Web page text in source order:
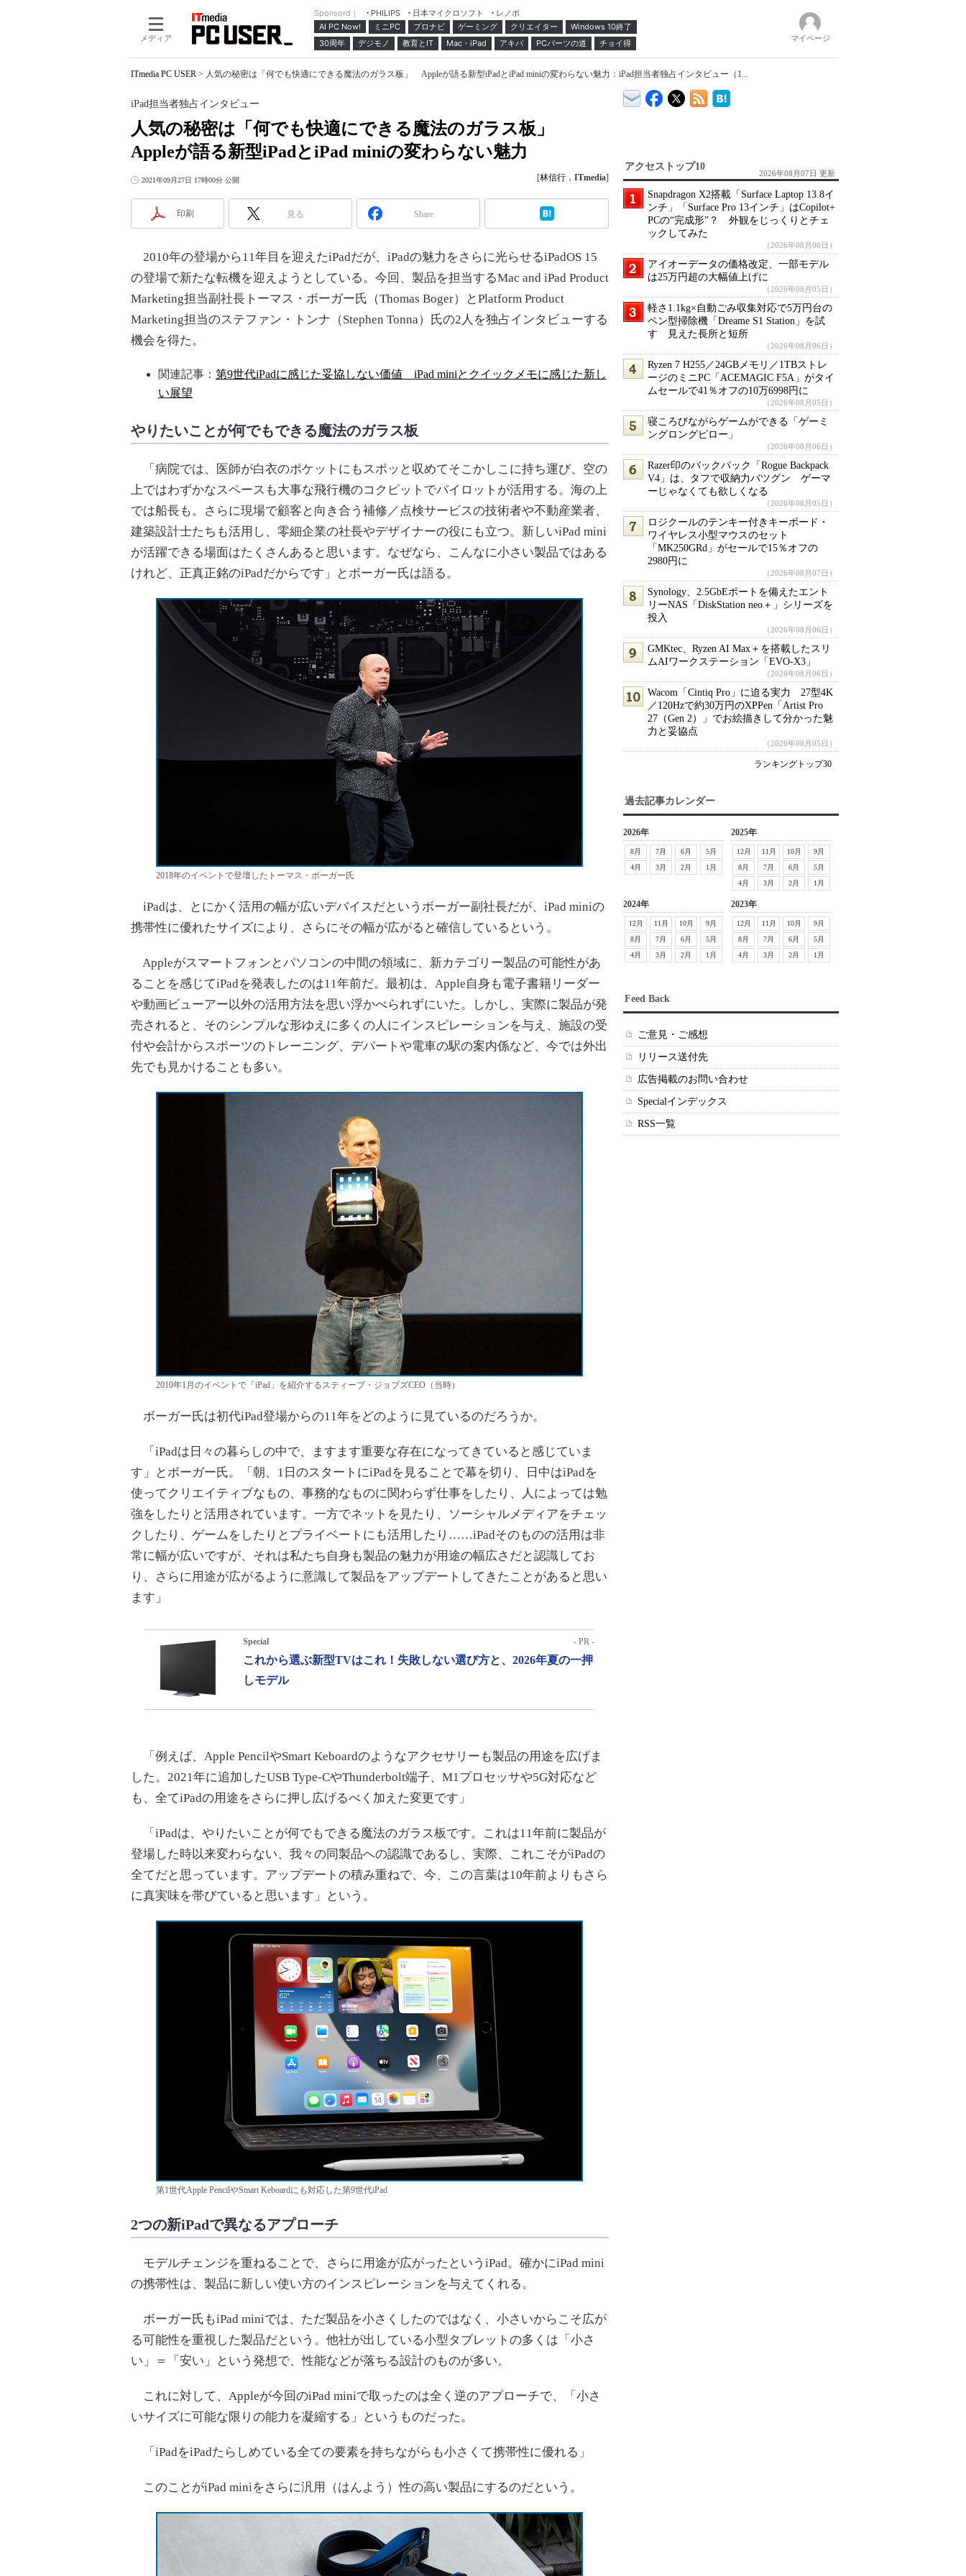
メディア
Sponsord｜ PHILIPS 日本マイクロソフト
レノボ
AI PC Now!
ミニPC プロナビ ゲーミング クリエイター
Windows 10終了
30周年
デジモノ 教育とIT Mac・iPad アキバ PCパーツの道 チョイ得 マイページ
ITmedia PC USER > 人気の秘密は「何でも快適にできる魔法のガラス板」 Appleが語る新型iPadとiPad miniの変わらない魅力：iPad担当者独占インタビュー（1...
人気の秘密は「何でも快適にできる魔法のガラス板」
Appleが語る新型iPadとiPad miniの変わらない魅力
iPad担当者独占インタビュー
2021年09月27日 17時00分 公開 [林信行 ， ITmedia]
印刷 見る Share
2010年の登場から11年目を迎えたiPadだが、iPadの魅力をさらに光らせるiPadOS 15
の登場で新たな転機を迎えようとしている。今回、製品を担当するMac and iPad Product
Marketing担当副社長トーマス・ボーガー氏（Thomas Boger）とPlatform Product
Marketing担当のステファン・トンナ（Stephen Tonna）氏の2人を独占インタビューする
機会を得た。
関連記事： 第9世代iPadに感じた妥協しない価値 iPad miniとクイックメモに感じた新し
い展望
やりたいことが何でもできる魔法のガラス板
「病院では、医師が白衣のポケットにもスポッと収めてそこかしこに持ち運び、空の
上ではわずかなスペースも大事な飛行機のコクピットでパイロットが活用する。海の上
では船長も。さらに現場で顧客と向き合う補修／点検サービスの技術者や不動産業者、
建築設計士たちも活用し、零細企業の社長やデザイナーの役にも立つ。新しいiPad mini
が活躍できる場面はたくさんあると思います。なぜなら、こんなに小さい製品ではある
けれど、正真正銘のiPadだからです」とボーガー氏は語る。
2018年のイベントで登壇したトーマス・ボーガー氏
iPadは、とにかく活用の幅が広いデバイスだというボーガー副社長だが、iPad miniの
携帯性に優れたサイズにより、さらにその幅が広がると確信しているという。
Appleがスマートフォンとパソコンの中間の領域に、新カテゴリー製品の可能性があ
ることを感じてiPadを発表したのは11年前だ。最初は、Apple自身も電子書籍リーダー
や動画ビューアー以外の活用方法を思い浮かべられずにいた。しかし、実際に製品が発
売されると、そのシンプルな形ゆえに多くの人にインスピレーションを与え、施設の受
付や会計からスポーツのトレーニング、デパートや電車の駅の案内係など、今では外出
先でも見かけることも多い。
2010年1月のイベントで「iPad」を紹介するスティーブ・ジョブズCEO（当時）
ボーガー氏は初代iPad登場からの11年をどのように見ているのだろうか。
「iPadは日々の暮らしの中で、ますます重要な存在になってきていると感じていま
す」とボーガー氏。「朝、1日のスタートにiPadを見ることで幕を切り、日中はiPadを
使ってクリエイティブなもの、事務的なものに関わらず仕事をしたり、人によっては勉
強をしたりと活用されています。一方でネットを見たり、ソーシャルメディアをチェッ
クしたり、ゲームをしたりとプライベートにも活用したり……iPadそのものの活用は非
常に幅が広いですが、それは私たち自身も製品の魅力が用途の幅広さだと認識してお
り、さらに用途が広がるように意識して製品をアップデートしてきたことがあると思い
ます」
Special - PR -
これから選ぶ新型TVはこれ！失敗しない選び方と、2026年夏の一押
しモデル
「例えば、Apple PencilやSmart Keboardのようなアクセサリーも製品の用途を広げま
した。2021年に追加したUSB Type-CやThunderbolt端子、M1プロセッサや5G対応など
も、全てiPadの用途をさらに押し広げるべく加えた変更です」
「iPadは、やりたいことが何でもできる魔法のガラス板です。これは11年前に製品が
登場した時以来変わらない、我々の同製品への認識であるし、実際、これこそがiPadの
全てだと思っています。アップデートの積み重ねで、今、この言葉は10年前よりもさら
に真実味を帯びていると思います」という。
第1世代Apple PencilやSmart Keboardにも対応した第9世代iPad
2つの新iPadで異なるアプローチ
モデルチェンジを重ねることで、さらに用途が広がったというiPad。確かにiPad mini
の携帯性は、製品に新しい使い方のインスピレーションを与えてくれる。
ボーガー氏もiPad miniでは、ただ製品を小さくしたのではなく、小さいからこそ広が
る可能性を重視した製品だという。他社が出している小型タブレットの多くは「小さ
い」＝「安い」という発想で、性能などが落ちる設計のものが多い。
これに対して、Appleが今回のiPad miniで取ったのは全く逆のアプローチで、「小さ
いサイズに可能な限りの能力を凝縮する」というものだった。
「iPadをiPadたらしめている全ての要素を持ちながらも小さくて携帯性に優れる」
このことがiPad miniをさらに汎用（はんよう）性の高い製品にするのだという。
アクセストップ10
2026年08月07日 更新
Snapdragon X2搭載「Surface Laptop 13.8イ
ンチ」「Surface Pro 13インチ」はCopilot+
PCの“完成形”？ 外観をじっくりとチェ
ックしてみた
（2026年08月06日）
アイオーデータの価格改定、一部モデル
は25万円超の大幅値上げに
（2026年08月05日）
軽さ1.1kg×自動ごみ収集対応で5万円台の
ペン型掃除機「Dreame S1 Station」を試
す 見えた長所と短所
（2026年08月06日）
Ryzen 7 H255／24GBメモリ／1TBストレ
ージのミニPC「ACEMAGIC F5A」がタイ
ムセールで41％オフの10万6998円に
（2026年08月05日）
寝ころびながらゲームができる「ゲーミ
ングロングピロー」
（2026年08月06日）
Razer印のバックパック「Rogue Backpack
V4」は、タフで収納力バツグン ゲーマ
ーじゃなくても欲しくなる
（2026年08月05日）
ロジクールのテンキー付きキーボード・
ワイヤレス小型マウスのセット
「MK250GRd」がセールで15％オフの
2980円に
（2026年08月07日）
Synology、2.5GbEポートを備えたエント
リーNAS「DiskStation neo＋」シリーズを
投入
（2026年08月06日）
GMKtec、Ryzen AI Max＋を搭載したスリ
ムAIワークステーション「EVO-X3」
（2026年08月06日）
Wacom「Cintiq Pro」に迫る実力 27型4K
／120Hzで約30万円のXPPen「Artist Pro
27（Gen 2）」でお絵描きして分かった魅
力と妥協点
（2026年08月05日）
ランキングトップ30
過去記事カレンダー
2026年
8月 7月 6月
5月
4月
3月 2月 1月
2025年
12月 11月 10月
9月
8月
7月 6月
5月
4月
3月 2月 1月
2024年
12月 11月 10月
9月
8月
7月 6月
5月
4月
3月 2月 1月
2023年
12月 11月 10月
9月
8月
7月 6月
5月
4月
3月 2月 1月
Feed Back
ご意見・ご感想
リリース送付先
広告掲載のお問い合わせ
Specialインデックス
RSS一覧